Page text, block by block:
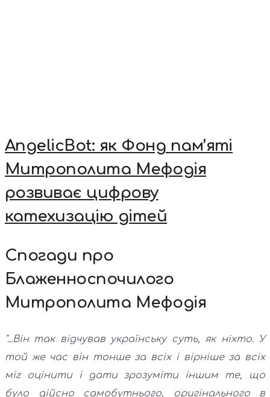
AngelicBot: як Фонд пам’яті
Митрополита Мефодія
розвиває цифрову
катехизацію дітей
Спогади про
Блаженноспочилого
Митрополита Мефодія
"...Він так відчував українську суть, як ніхто. У
той же час він тонше за всіх і вірніше за всіх
міг оцінити і дати зрозуміти іншим те, що
було дійсно самобутнього, оригінального в